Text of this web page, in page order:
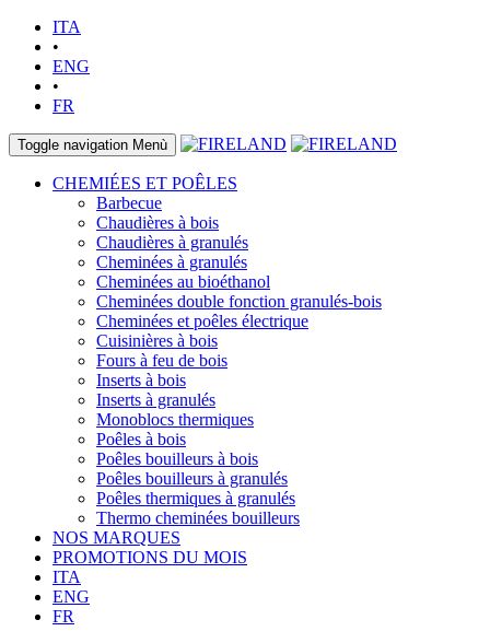
ITA
•
ENG
•
FR
Toggle navigation Menù
CHEMIÉES ET POÊLES
Barbecue
Chaudières à bois
Chaudières à granulés
Cheminées à granulés
Cheminées au bioéthanol
Cheminées double fonction granulés-bois
Cheminées et poêles électrique
Cuisinières à bois
Fours à feu de bois
Inserts à bois
Inserts à granulés
Monoblocs thermiques
Poêles à bois
Poêles bouilleurs à bois
Poêles bouilleurs à granulés
Poêles thermiques à granulés
Thermo cheminées bouilleurs
NOS MARQUES
PROMOTIONS DU MOIS
ITA
ENG
FR